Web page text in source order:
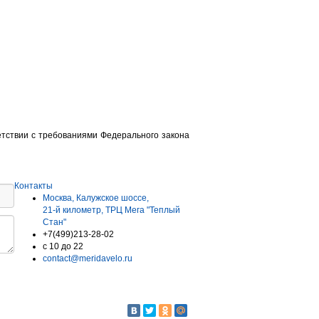
с требованиями Федерального закона
Контакты
Москва, Калужское шоссе,
21-й километр, ТРЦ Мега "Теплый
Стан"
+7(499)213-28-02
c 10 до 22
contact@meridavelo.ru